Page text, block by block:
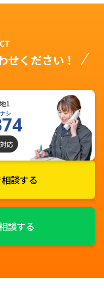
せください！
1
シ
応
談する
談する